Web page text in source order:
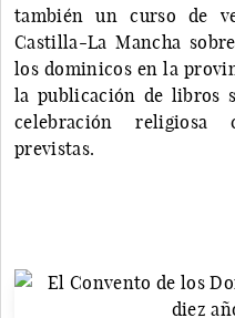
también un curso de
Castilla-La Mancha
los dominicos en la
la publicación de libros
celebración religiosa
previstas.